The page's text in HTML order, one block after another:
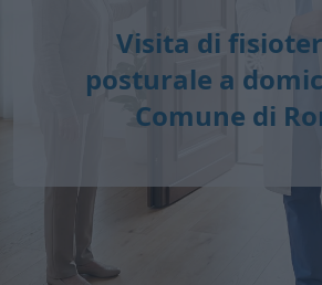
Visita di
posturale a
Comune di